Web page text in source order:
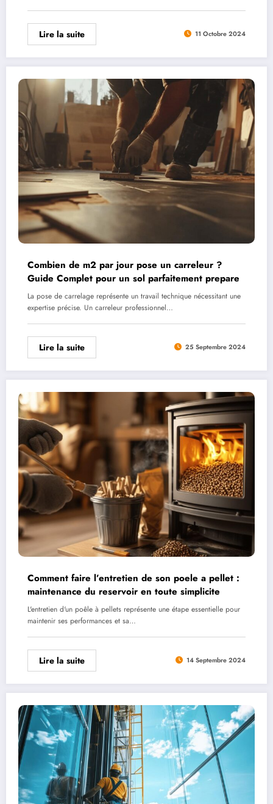
Lire la suite 11 Octobre 2024
Combien de m2 par jour pose un carreleur ?
Guide Complet pour un sol parfaitement prepare
La pose de carrelage représente un travail technique nécessitant une
expertise précise. Un carreleur professionnel…
Lire la suite 25 Septembre 2024
Comment faire l’entretien de son poele a pellet :
maintenance du reservoir en toute simplicite
L'entretien d'un poêle à pellets représente une étape essentielle pour
maintenir ses performances et sa…
Lire la suite 14 Septembre 2024